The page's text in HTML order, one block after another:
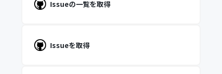
Issueの一覧を取得
Issueを取得